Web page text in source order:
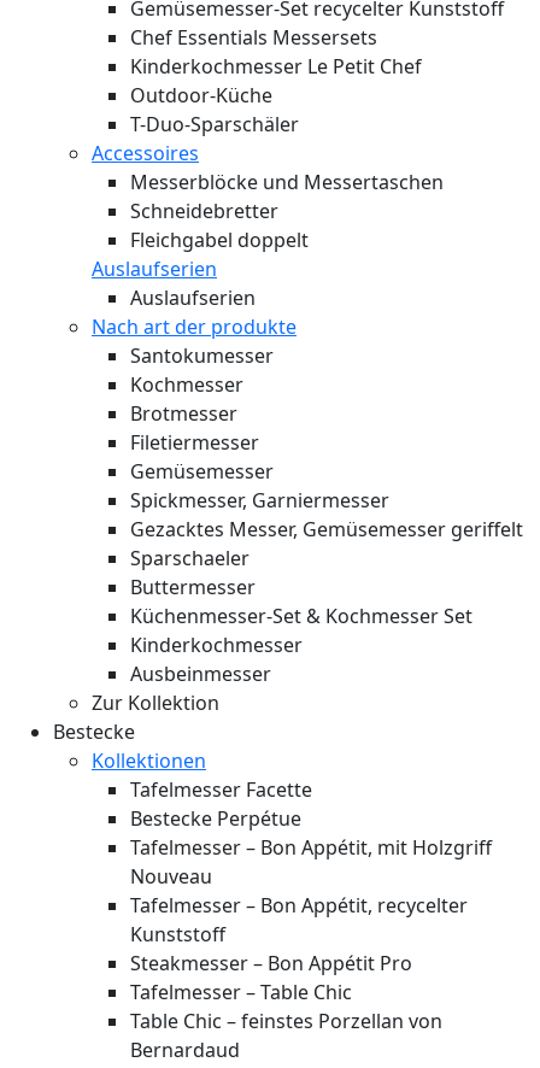
Gemüsemesser-Set recycelter Kunststoff
Chef Essentials Messersets
Kinderkochmesser Le Petit Chef
Outdoor-Küche
T-Duo-Sparschäler
Accessoires
Messerblöcke und Messertaschen
Schneidebretter
Fleichgabel doppelt
Auslaufserien
Auslaufserien
Nach art der produkte
Santokumesser
Kochmesser
Brotmesser
Filetiermesser
Gemüsemesser
Spickmesser, Garniermesser
Gezacktes Messer, Gemüsemesser geriffelt
Sparschaeler
Buttermesser
Küchenmesser-Set & Kochmesser Set
Kinderkochmesser
Ausbeinmesser
Zur Kollektion
Bestecke
Kollektionen
Tafelmesser Facette
Bestecke Perpétue
Tafelmesser – Bon Appétit, mit Holzgriff
Nouveau
Tafelmesser – Bon Appétit, recycelter
Kunststoff
Steakmesser – Bon Appétit Pro
Tafelmesser – Table Chic
Table Chic – feinstes Porzellan von
Bernardaud